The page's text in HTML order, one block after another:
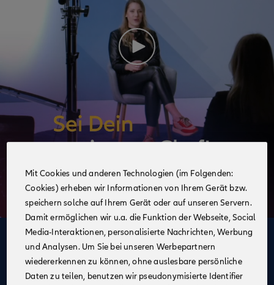
Deine Vorteile
im Vertrieb der Allianz
Mit Cookies und anderen Technologien (im Folgenden:
Cookies) erheben wir Informationen von Ihrem Gerät bzw.
speichern solche auf Ihrem Gerät oder auf unseren Servern.
Damit ermöglichen wir u.a. die Funktion der Webseite, Social
Media-Interaktionen, personalisierte Nachrichten, Werbung
und Analysen. Um Sie bei unseren Werbepartnern
wiedererkennen zu können, ohne auslesbare persönliche
Daten zu teilen, benutzen wir pseudonymisierte Identifier